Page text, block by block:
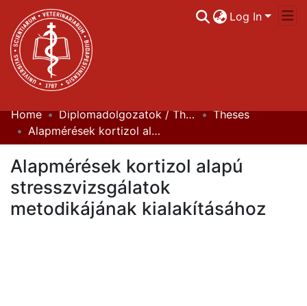
Log In
Communities & Collections
Statistics
Home Diplomadolgozatok / Theses
Theses
Alapmérések kortizol alapú stresszvizsgálatok metodikájának kialakításához
Alapmérések kortizol alapú
stresszvizsgálatok
metodikájának kialakításához